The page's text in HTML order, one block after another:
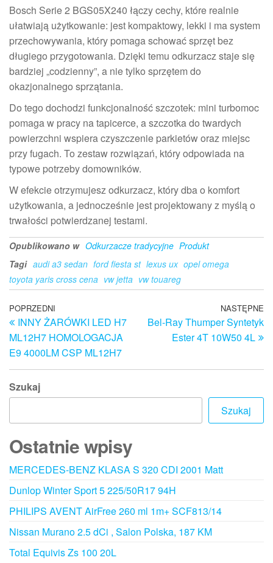
Bosch Serie 2 BGS05X240 łączy cechy, które realnie
ułatwiają użytkowanie: jest kompaktowy, lekki i ma system
przechowywania, który pomaga schować sprzęt bez
długiego przygotowania. Dzięki temu odkurzacz staje się
bardziej „codzienny”, a nie tylko sprzętem do
okazjonalnego sprzątania.
Do tego dochodzi funkcjonalność szczotek: mini turbomoc
pomaga w pracy na tapicerce, a szczotka do twardych
powierzchni wspiera czyszczenie parkietów oraz miejsc
przy fugach. To zestaw rozwiązań, który odpowiada na
typowe potrzeby domowników.
W efekcie otrzymujesz odkurzacz, który dba o komfort
użytkowania, a jednocześnie jest projektowany z myślą o
trwałości potwierdzanej testami.
Opublikowano w Odkurzacze tradycyjne Produkt
Tagi audi a3 sedan ford fiesta st lexus ux opel omega
toyota yaris cross cena vw jetta vw touareg
Nawigacja
wpisu
Poprzedni
wpis
POPRZEDNI
INNY ŻARÓWKI LED H7
ML12H7 HOMOLOGACJA
E9 4000LM CSP ML12H7
NASTĘPNE
Bel-Ray Thumper Syntetyk
Ester 4T 10W50 4L
Szukaj
Szukaj
Ostatnie wpisy
MERCEDES-BENZ KLASA S 320 CDI 2001 Matt
Dunlop Winter Sport 5 225/50R17 94H
PHILIPS AVENT AirFree 260 ml 1m+ SCF813/14
Nissan Murano 2.5 dCi , Salon Polska, 187 KM
Total Equivis Zs 100 20L